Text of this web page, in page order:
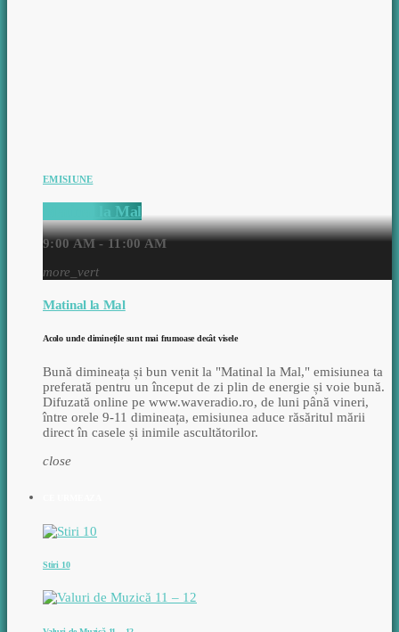
EMISIUNE
Matinal la Mal
9:00 AM - 11:00 AM
more_vert
Matinal la Mal
Acolo unde diminețile sunt mai frumoase decât visele
Bună dimineața și bun venit la "Matinal la Mal," emisiunea ta
preferată pentru un început de zi plin de energie și voie bună.
Difuzată online pe www.waveradio.ro, de luni până vineri,
între orele 9-11 dimineața, emisiunea aduce răsăritul mării
direct în casele și inimile ascultătorilor.
close
Stiri 10